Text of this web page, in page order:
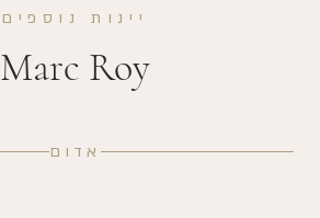
יינות נוספים
Marc Roy
אדום